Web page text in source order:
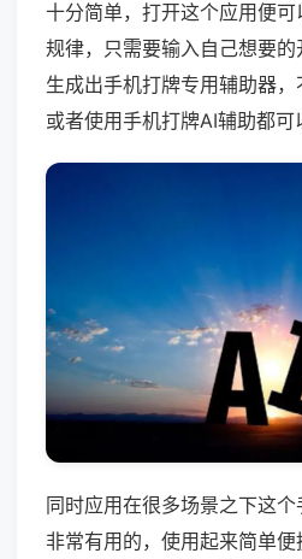
十分简单，打开这个应用便
规律，只需要输入自己想要
生成出手机打牌专用辅助器
或者使用手机打牌AI辅助都可
同时应用在很多场景之下这
非常有用的，使用起来简单